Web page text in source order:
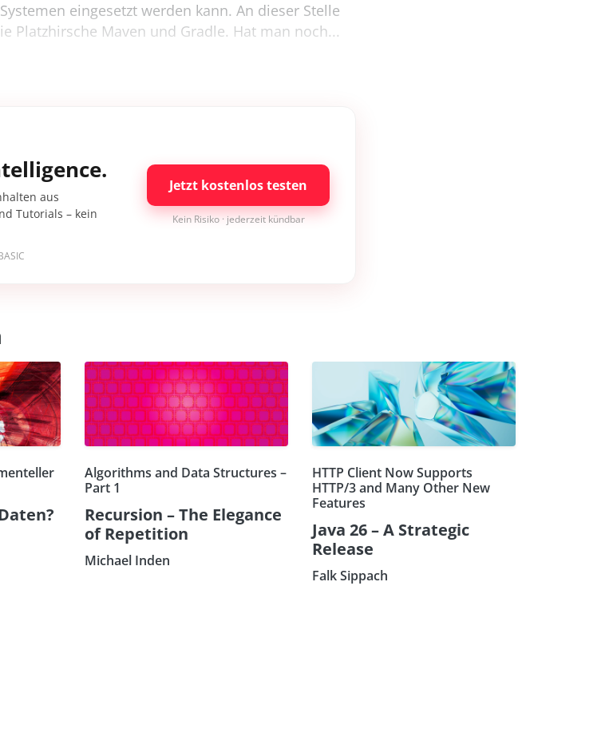
eingesetzt werden kann. An dieser Stelle
Platzhirsche Maven und Gradle. Hat man noch...
aus
Tutorials – kein
Jetzt kostenlos testen
Kein Risiko · jederzeit kündbar
Algorithms and Data Structures –
Part 1
Recursion – The Elegance
of Repetition
Michael Inden
HTTP Client Now Supports
HTTP/3 and Many Other New
Features
Java 26 – A Strategic
Release
Falk Sippach